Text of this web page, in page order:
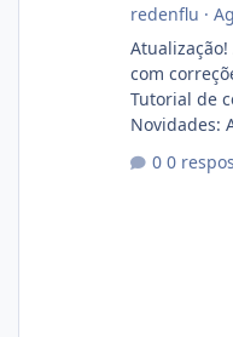
redenflu ·
Atualização! Atualização para a versão 9.8
com correções de
Tutorial de
Novidades: Api do CWP7(CentOS Web Panel)
Link
autorizado
0